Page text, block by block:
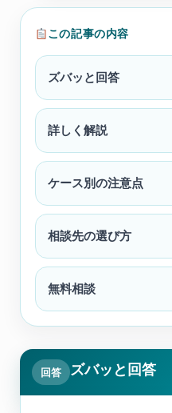
この記事の内容
ズバッと回答
詳しく解説
ケース別の注意点
相談先の選び方
無料相談
回答 ズバッと回答